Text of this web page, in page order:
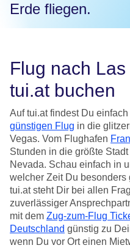
Erde fliegen.
Flug nach
tui.at buchen
Auf tui.at findest Du
günstigen Flug in die
Vegas. Vom Flughafen
Stunden in die größte
Nevada. Schau einfach in
welcher Zeit Du besonders
tui.at steht Dir bei allen
zuverlässiger
mit dem Zug-zum-Flug
Deutschland günstig zu
wenn Du vor Ort einen